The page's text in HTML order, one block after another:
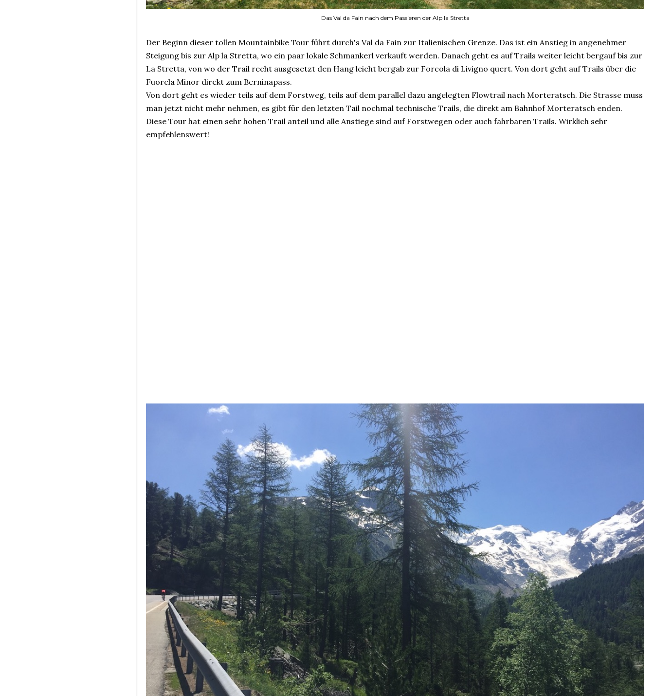
Das Val da Fain nach dem Passieren der Alp la Stretta
Der Beginn dieser tollen Mountainbike Tour führt durch's Val da Fain zur Italienischen Grenze. Das ist ein Anstieg in angenehmer
Steigung bis zur Alp la Stretta, wo ein paar lokale Schmankerl verkauft werden. Danach geht es auf Trails weiter leicht bergauf bis zur
La Stretta, von wo der Trail recht ausgesetzt den Hang leicht bergab zur Forcola di Livigno quert. Von dort geht auf Trails über die
Fuorcla Minor direkt zum Berninapass.
Von dort geht es wieder teils auf dem Forstweg, teils auf dem parallel dazu angelegten Flowtrail nach Morteratsch. Die Strasse muss
man jetzt nicht mehr nehmen, es gibt für den letzten Tail nochmal technische Trails, die direkt am Bahnhof Morteratsch enden.
Diese Tour hat einen sehr hohen Trail anteil und alle Anstiege sind auf Forstwegen oder auch fahrbaren Trails. Wirklich sehr
empfehlenswert!